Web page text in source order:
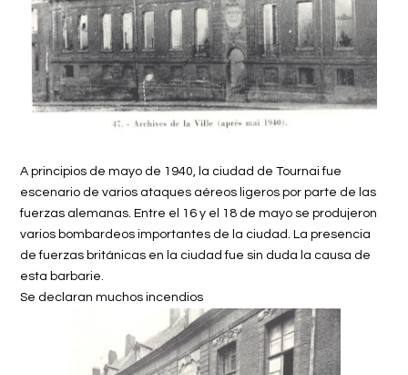
A principios de mayo de 1940, la ciudad de Tournai fue
escenario de varios ataques aéreos ligeros por parte de las
fuerzas alemanas. Entre el 16 y el 18 de mayo se produjeron
varios bombardeos importantes de la ciudad. La presencia
de fuerzas británicas en la ciudad fue sin duda la causa de
esta barbarie.
Se declaran muchos incendios